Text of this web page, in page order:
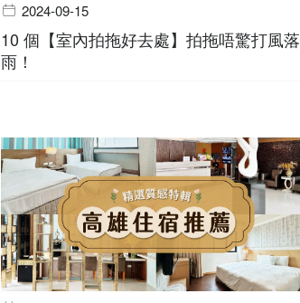
2024-09-15
10 個【室內拍拖好去處】拍拖唔驚打風落
雨！